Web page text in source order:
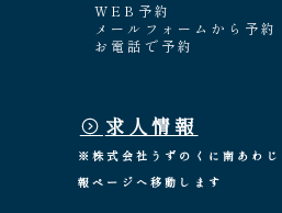
WEB予約
メールフォームから予約
お電話で予約
求人情報
※株式会社うずのくに南あわじ
報ページへ移動します